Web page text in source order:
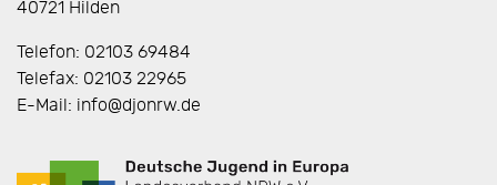
40721 Hilden
Telefon: 02103 69484
Telefax: 02103 22965
E-Mail: info@djonrw.de